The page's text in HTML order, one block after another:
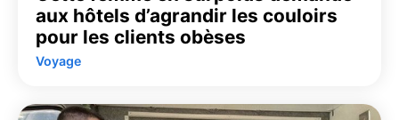
aux hôtels d’agrandir les couloirs
pour les clients obèses
Voyage